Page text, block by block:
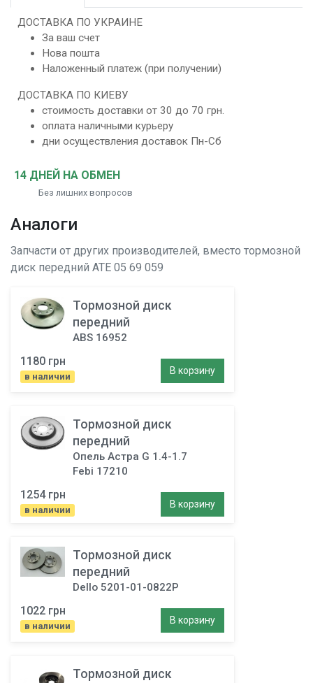
ДОСТАВКА ПО УКРАИНЕ
За ваш счет
Нова пошта
Наложенный платеж (при получении)
ДОСТАВКА ПО КИЕВУ
стоимость доставки от 30 до 70 грн.
оплата наличными курьеру
дни осуществления доставок Пн-Сб
14 ДНЕЙ НА ОБМЕН
Без лишних вопросов
Аналоги
Запчасти от других производителей, вместо тормозной
диск передний ATE 05 69 059
Тормозной диск
передний
ABS 16952
1180 грн
в наличии
В корзину
Тормозной диск
передний
Опель Астра G 1.4-1.7
Febi 17210
1254 грн
в наличии
В корзину
Тормозной диск
передний
Dello 5201-01-0822P
1022 грн
в наличии
В корзину
Тормозной диск